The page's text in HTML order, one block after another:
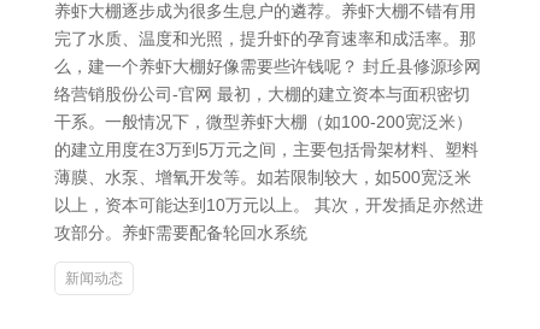
养虾大棚逐步成为很多生息户的遴荐。养虾大棚不错有用
完了水质、温度和光照，提升虾的孕育速率和成活率。那
么，建一个养虾大棚好像需要些许钱呢？ 封丘县修源珍网
络营销股份公司-官网 最初，大棚的建立资本与面积密切
干系。一般情况下，微型养虾大棚（如100-200宽泛米）
的建立用度在3万到5万元之间，主要包括骨架材料、塑料
薄膜、水泵、增氧开发等。如若限制较大，如500宽泛米
以上，资本可能达到10万元以上。 其次，开发插足亦然进
攻部分。养虾需要配备轮回水系统
新闻动态